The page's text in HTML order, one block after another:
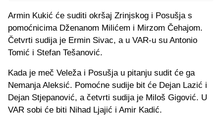
Armin Kukić će suditi okršaj Zrinjskog i Posušja s
pomoćnicima Dženanom Milićem i Mirzom Čehajom.
Četvrti sudija je Ermin Sivac, a u VAR-u su Antonio
Tomić i Stefan Tešanović.
Kada je meč Veleža i Posušja u pitanju sudit će ga
Nemanja Aleksić. Pomoćne sudije bit će Dejan Lazić i
Dejan Stjepanović, a četvrti sudija je Miloš Gigović. U
VAR sobi će biti Nihad Ljajić i Amir Kadić.